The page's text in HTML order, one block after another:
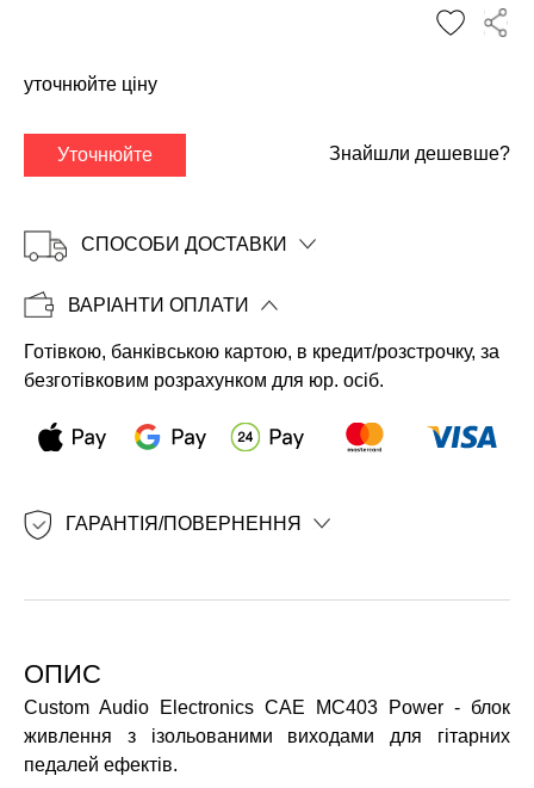
Копіювати
уточнюйте ціну
Уточнюйте Знайшли дешевше?
СПОСОБИ ДОСТАВКИ
ВАРІАНТИ ОПЛАТИ
Готівкою, банківською картою, в кредит/розстрочку, за
безготівковим розрахунком для юр. осіб.
ГАРАНТІЯ/ПОВЕРНЕННЯ
ОПИС
Custom Audio Electronics CAE MC403 Power - блок
живлення з ізольованими виходами для гітарних
педалей ефектів.